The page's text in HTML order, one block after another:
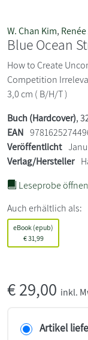
W. Chan Kim,
Blue Ocean
How to Create
Competition
3,0 cm ( B/H/T )
Buch (Hardcover),
EAN
Veröffentlicht
Verlag/Hersteller
Leseprobe öffnen
Auch erhältlich als:
eBook (epub)
€31,99
€29,00 inkl.
Artikel